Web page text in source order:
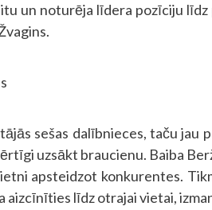
un noturēja līdera pozīciju
sešas dalībnieces, taču jau
uzsākt braucienu. Baiba
apsteidzot konkurentes.
aizcīnīties līdz otrajai vietai,